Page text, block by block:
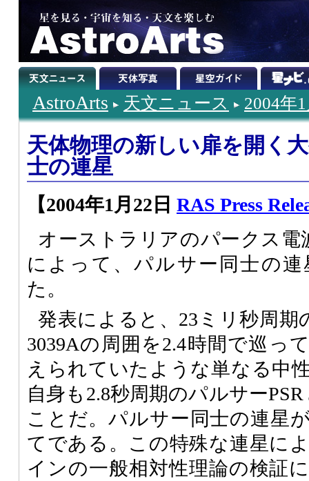
AstroArts 天文ニュース 2004年
天体物理の新しい扉を開く
士の連星
【2004年1月22日 RAS Press
オーストラリアのパークス電
によって、パルサー同士の
た。
発表によると、23ミリ秒周期
3039Aの周囲を2.4時間で巡っ
えられていたような単なる中
自身も2.8秒周期のパルサー
ことだ。パルサー同士の連星
てである。この特殊な連星に
インの一般相対性理論の検証